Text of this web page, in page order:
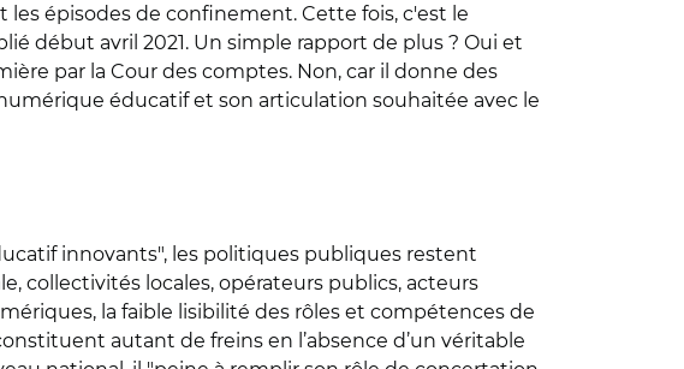
épisodes de confinement. Cette fois, c'est le
début avril 2021. Un simple rapport de plus ? Oui et
par la Cour des comptes. Non, car il donne des
éducatif et son articulation souhaitée avec le
innovants", les politiques publiques restent
collectivités locales, opérateurs publics, acteurs
la faible lisibilité des rôles et compétences de
autant de freins en l’absence d’un véritable